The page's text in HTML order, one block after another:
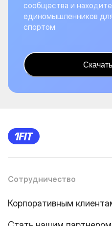
сообщества и находите
единомышленников
спортом
Сотрудничество
Корпоративным